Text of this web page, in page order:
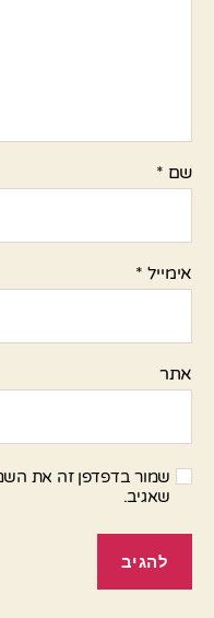
שם *
אימייל *
אתר
שמור בדפדפן זה את
שאגיב.